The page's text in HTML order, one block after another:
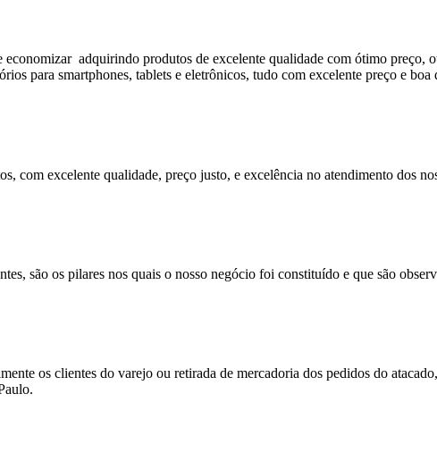
adquirindo produtos de excelente qualidade com ótimo preço,
para smartphones, tablets e eletrônicos, tudo com excelente preço e
com excelente qualidade, preço justo, e excelência no atendimento dos
são os pilares nos quais o nosso negócio foi constituído e que são
os clientes do varejo ou retirada de mercadoria dos pedidos do